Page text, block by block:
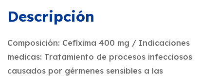
Descripción
Composición: Cefixima 400 mg / Indicaciones
medicas: Tratamiento de procesos infecciosos
causados por gérmenes sensibles a las